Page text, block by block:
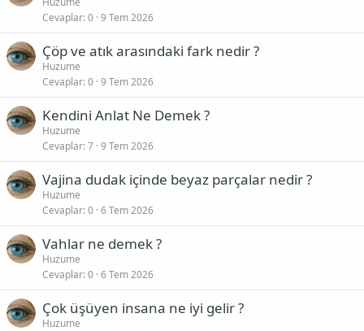
Cevaplar 0 9 Tem 2026
Çöp ve atık arasındaki fark nedir ?
Huzume
Cevaplar 0 9 Tem 2026
Kendini Anlat Ne Demek ?
Huzume
Cevaplar 7 9 Tem 2026
Vajina dudak içinde beyaz parçalar nedir ?
Huzume
Cevaplar 0 6 Tem 2026
Vahlar ne demek ?
Huzume
Cevaplar 0 6 Tem 2026
Çok üşüyen insana ne iyi gelir ?
Huzume